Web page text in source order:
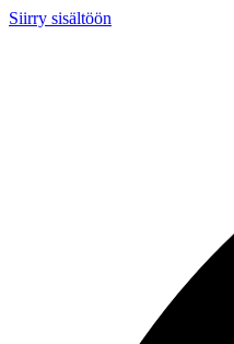
Siirry sisältöön